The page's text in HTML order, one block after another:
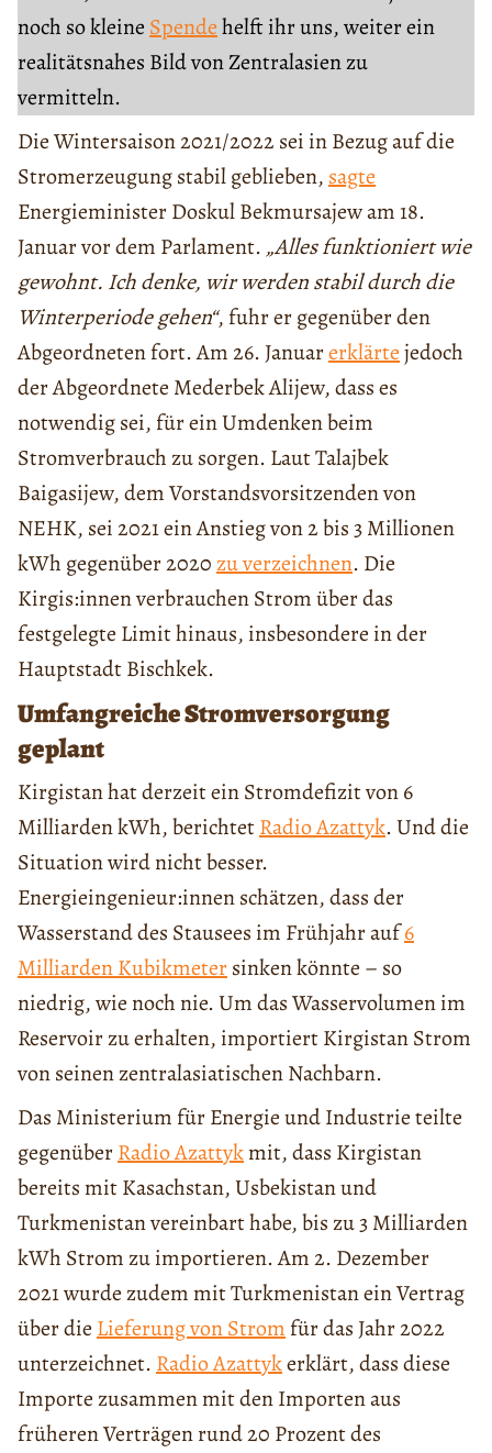
noch so kleine Spendehelft ihr uns, weiter ein
realitätsnahes Bild von Zentralasien zu
vermitteln.
Die Wintersaison 2021/2022 sei in Bezug auf die
Stromerzeugung stabil geblieben, sagte
Energieminister Doskul Bekmursajew am 18.
Januar vor dem Parlament. „Alles funktioniert wie
gewohnt. Ich denke, wir werden stabil durch die
Winterperiode gehen“, fuhr er gegenüber den
Abgeordneten fort. Am 26. Januarerklärtejedoch
der Abgeordnete Mederbek Alijew, dass es
notwendig sei, für ein Umdenken beim
Stromverbrauch zu sorgen. Laut Talajbek
Baigasijew, dem Vorstandsvorsitzenden von
NEHK, sei 2021 ein Anstieg von 2 bis 3 Millionen
kWh gegenüber 2020zu verzeichnen. Die
Kirgis:innen verbrauchen Strom über das
festgelegte Limit hinaus, insbesondere in der
Hauptstadt Bischkek.
Umfangreiche Stromversorgung
geplant
Kirgistan hat derzeit ein Stromdefizit von 6
Milliarden kWh, berichtetRadio Azattyk. Und die
Situation wird nicht besser.
Energieingenieur:innen schätzen, dass der
Wasserstand des Stausees im Frühjahr auf6
Milliarden Kubikmetersinken könnte – so
niedrig, wie noch nie. Um das Wasservolumen im
Reservoir zu erhalten, importiert Kirgistan Strom
von seinen zentralasiatischen Nachbarn.
Das Ministerium für Energie und Industrie teilte
gegenüberRadio Azattykmit, dass Kirgistan
bereits mit Kasachstan, Usbekistan und
Turkmenistan vereinbart habe, bis zu 3 Milliarden
kWh Strom zu importieren. Am 2. Dezember
2021 wurde zudem mit Turkmenistan ein Vertrag
über die Lieferung von Stromfür das Jahr 2022
unterzeichnet. Radio Azattykerklärt, dass diese
Importe zusammen mit den Importen aus
früheren Verträgen rund 20 Prozent des